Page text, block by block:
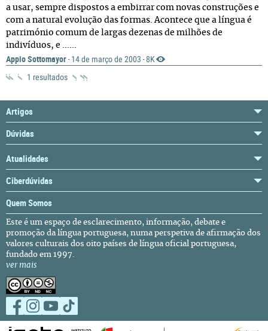
a usar, sempre dispostos a embirrar com novas construções e
com a natural evolução das formas. Acontece que a língua é
património comum de largas dezenas de milhões de
indivíduos, e ......
Appio Sottomayor · 14 de março de 2003 · 8K
1 resultados
Artigos
Dúvidas
Atualidades
Ciberdúvidas
Quem Somos
Este é um espaço de esclarecimento, informação, debate e
promoção da língua portuguesa, numa perspetiva de afirmação dos
valores culturais dos oito países de língua oficial portuguesa,
fundado em 1997.
ver mais